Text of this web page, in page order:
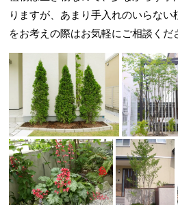
りますが、あまり手入れのいらな
をお考えの際はお気軽にご相談くだ